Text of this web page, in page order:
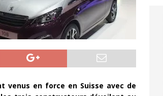
venus en force en Suisse avec de